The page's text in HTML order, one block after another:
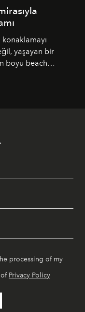
konaklamayı
yaşayan bir
boyu beach
sunuyor.
processing of my
of Privacy Policy